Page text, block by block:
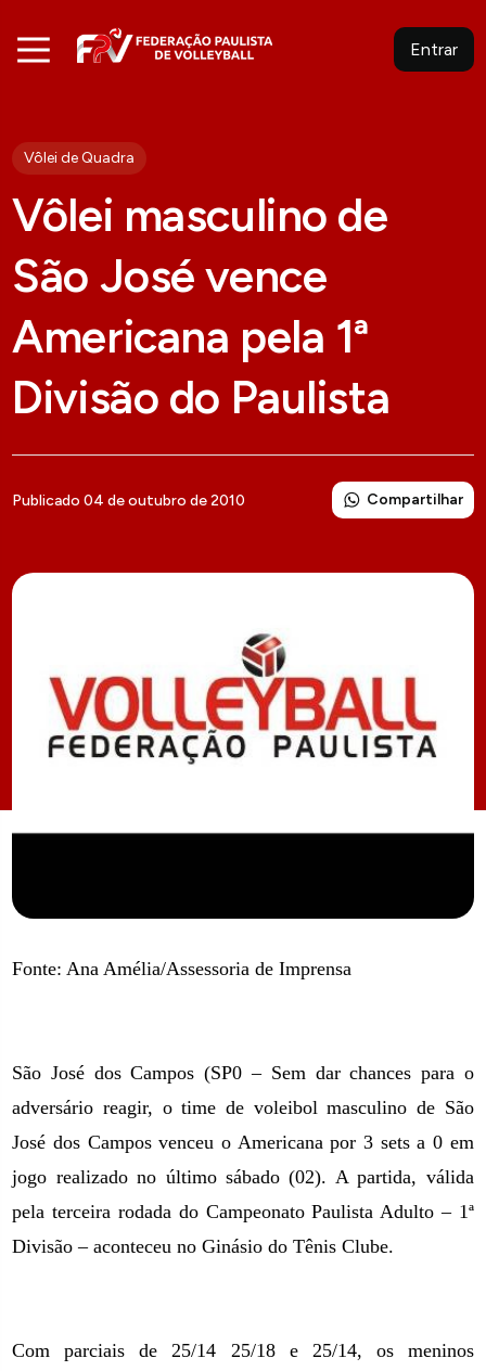
Entrar
Vôlei de Quadra
Vôlei masculino de
São José vence
Americana pela 1ª
Divisão do Paulista
Publicado 04 de outubro de 2010 Compartilhar
Fonte: Ana Amélia/Assessoria de Imprensa
São José dos Campos (SP0 – Sem dar chances para o
adversário reagir, o time de voleibol masculino de São
José dos Campos venceu o Americana por 3 sets a 0 em
jogo realizado no último sábado (02). A partida, válida
pela terceira rodada do Campeonato Paulista Adulto – 1ª
Divisão – aconteceu no Ginásio do Tênis Clube.
Com parciais de 25/14 25/18 e 25/14, os meninos